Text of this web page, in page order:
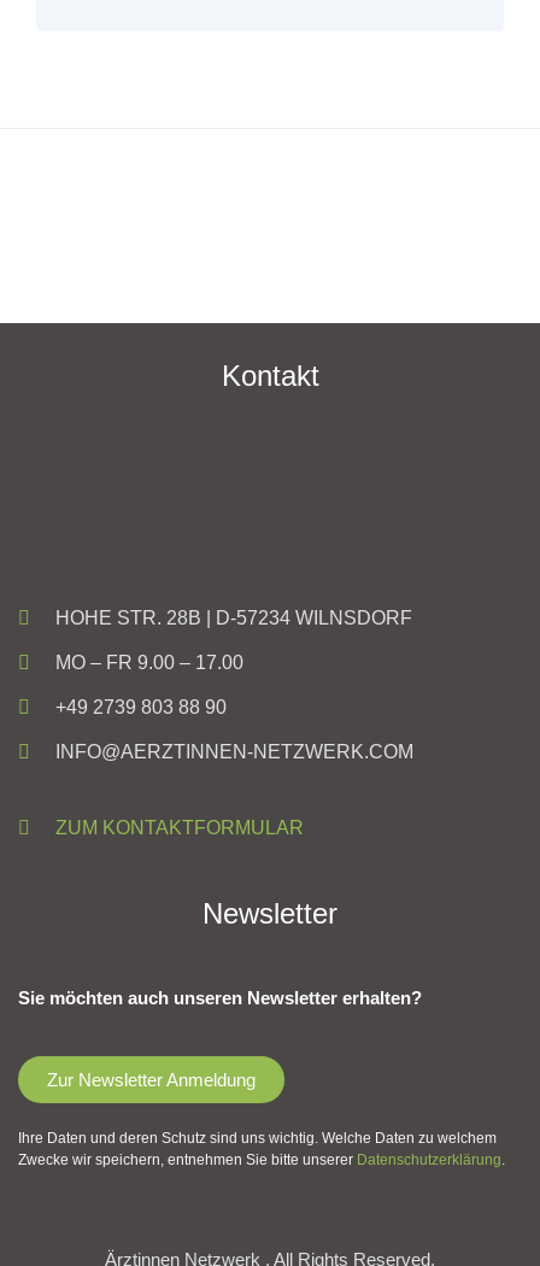
Kontakt
HOHE STR. 28B | D-57234 WILNSDORF
MO – FR 9.00 – 17.00
+49 2739 803 88 90
INFO@AERZTINNEN-NETZWERK.COM
ZUM KONTAKTFORMULAR
Newsletter
Sie möchten auch unseren Newsletter erhalten?
Zur Newsletter Anmeldung
Ihre Daten und deren Schutz sind uns wichtig. Welche Daten zu welchem
Zwecke wir speichern, entnehmen Sie bitte unserer Datenschutzerklärung.
Ärztinnen Netzwerk . All Rights Reserved.